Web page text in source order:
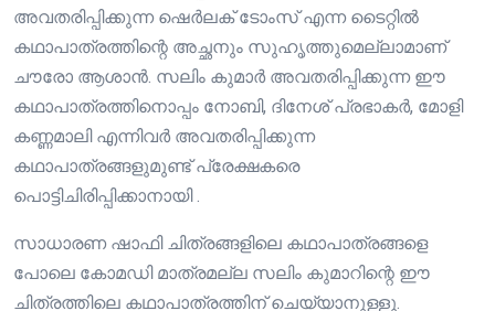
അവതരിപ്പിക്കുന്ന ഷെർലക് ടോംസ് എന്ന ടൈറ്റിൽ
കഥാപാത്രത്തിന്റെ അച്ഛനും സുഹൃത്തുമെല്ലാമാണ്
ചൗരോ ആശാൻ. സലിം കുമാർ അവതരിപ്പിക്കുന്ന ഈ
കഥാപാത്രത്തിനൊപ്പം നോബി, ദിനേശ് പ്രഭാകർ, മോളി
കണ്ണമാലി എന്നിവർ അവതരിപ്പിക്കുന്ന
കഥാപാത്രങ്ങളുമുണ്ട് പ്രേക്ഷകരെ
പൊട്ടിചിരിപ്പിക്കാനായി .
സാധാരണ ഷാഫി ചിത്രങ്ങളിലെ കഥാപാത്രങ്ങളെ
പോലെ കോമഡി മാത്രമല്ല സലിം കുമാറിന്റെ ഈ
ചിത്രത്തിലെ കഥാപാത്രത്തിന് ചെയ്യാനുള്ളൂ.